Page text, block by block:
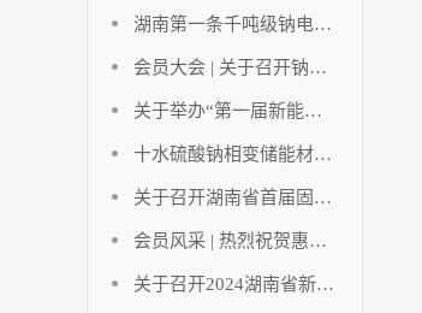
湖南第一条千吨级钠电负极材料点火投产！
会员大会 | 关于召开钠离子动力电池发展与创新应用论坛暨碳酸锂应用发展分析及应对策略研讨会（会员大会）的通知
关于举办“第一届新能源与储能工程湘江国际论坛暨2023中国（长沙）电池产业博览会”的通知
十水硫酸钠相变储能材料研究进展
关于召开湖南省首届固态电池创新发展论坛暨固态电池技术创新联合体成立大会的通知
会员风采 | 热烈祝贺惠同新材成为湖南省电池行业协会及协会氢能产业技术创新联合体副会长单位！
关于召开2024湖南省新能源电池技术讲座暨湖南省电池行业协会年终工作总结的通知